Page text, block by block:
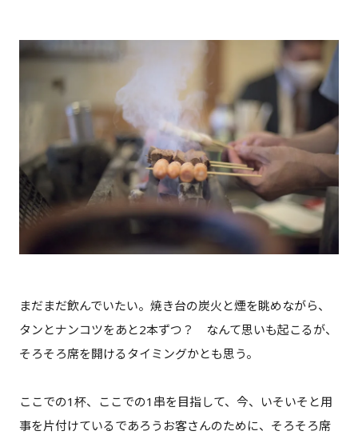
まだまだ飲んでいたい。焼き台の炭火と煙を眺めながら、
タンとナンコツをあと2本ずつ？ なんて思いも起こるが、
そろそろ席を開けるタイミングかとも思う。
ここでの1杯、ここでの1串を目指して、今、いそいそと用
事を片付けているであろうお客さんのために、そろそろ席